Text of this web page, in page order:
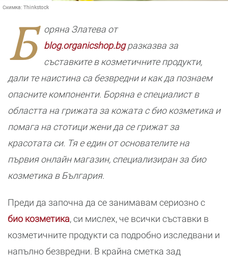
Снимка: Thinkstock
Б
оряна Златева от
blog.organicshop.bgразказва за
съставките в козметичните продукти,
дали те наистина са безвредни и как да познаем
опасните компоненти. Боряна е специалист в
областта на грижата за кожата с био козметика и
помага на стотици жени да се грижат за
красотата си. Тя е един от основателите на
първия онлайн магазин, специализиран за био
козметика в България.
Преди да започна да се занимавам сериозно с
био козметика, си мислех, че всички съставки в
козметичните продукти са подробно изследвани и
напълно безвредни. В крайна сметка зад